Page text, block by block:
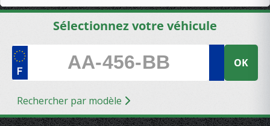
Sélectionnez votre véhicule
OK
Rechercher par modèle